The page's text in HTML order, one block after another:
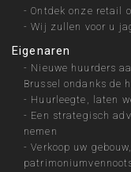
-Ontdek onze retail
-Wij zullen voor u
Eigenaren
- Nieuwe huurders
Brussel ondanks de
- Huurleegte, laten
- Een strategisch
nemen
-Verkoop uw